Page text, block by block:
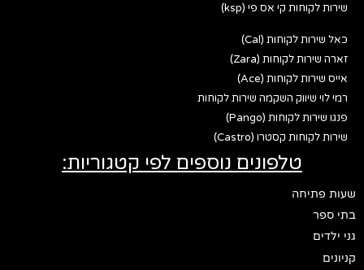
שירות לקוחות קי אס פי (ksp)
כאל שירות לקוחות (Cal)
זארה שירות לקוחות (Zara)
אייס שירות לקוחות (Ace)
רמי לוי שיווק השקמה שירות לקוחות
פנגו שירות לקוחות (Pango)
שירות לקוחות קסטרו (Castro)
טלפונים נוספים לפי קטגוריות:
שעות פתיחה
בתי ספר
גני ילדים
קניונים